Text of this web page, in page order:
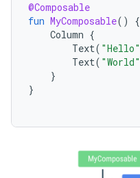
@Composable
fun MyComposable()
{
Column {
Text( "Hello"
Text( "World"
}
}